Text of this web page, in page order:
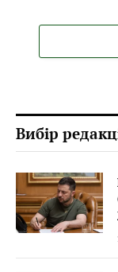
Вибір